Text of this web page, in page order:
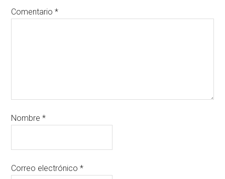
Comentario*
Nombre*
Correo electrónico*